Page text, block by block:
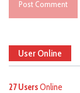
User Online
27 UsersOnline